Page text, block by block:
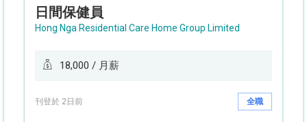
日間保健員
Hong Nga Residential Care Home Group Limited
18,000 / 月薪
刊登於 2日前 全職